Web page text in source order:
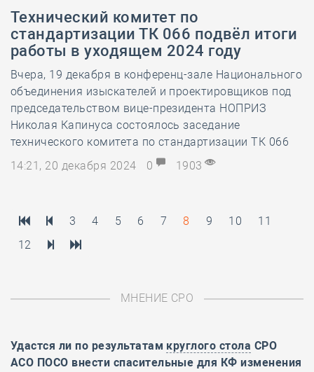
Технический комитет по
стандартизации ТК 066 подвёл итоги
работы в уходящем 2024 году
Вчера, 19 декабря в конференц-зале Национального
объединения изыскателей и проектировщиков под
председательством вице-президента НОПРИЗ
Николая Капинуса состоялось заседание
технического комитета по стандартизации ТК 066
14:21, 20 декабря 2024
0 1903
3 4 5 6 7 8 9 10
11
12
МНЕНИЕ СРО
Удастся ли по результатам круглого стола СРО
АСО ПОСО внести спасительные для КФ изменения